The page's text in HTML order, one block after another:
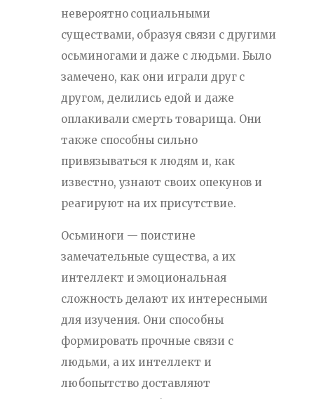
невероятно социальными
существами, образуя связи с другими
осьминогами и даже с людьми. Было
замечено, как они играли друг с
другом, делились едой и даже
оплакивали смерть товарища. Они
также способны сильно
привязываться к людям и, как
известно, узнают своих опекунов и
реагируют на их присутствие.
Осьминоги — поистине
замечательные существа, а их
интеллект и эмоциональная
сложность делают их интересными
для изучения. Они способны
формировать прочные связи с
людьми, а их интеллект и
любопытство доставляют